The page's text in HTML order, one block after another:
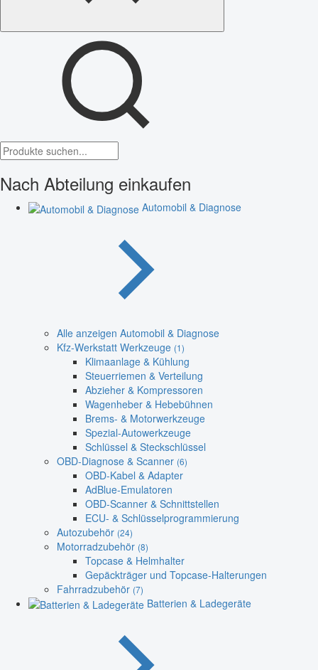
Nach Abteilung einkaufen
Automobil & Diagnose
Alle anzeigen Automobil & Diagnose
Kfz-Werkstatt Werkzeuge (1)
Klimaanlage & Kühlung
Steuerriemen & Verteilung
Abzieher & Kompressoren
Wagenheber & Hebebühnen
Brems- & Motorwerkzeuge
Spezial-Autowerkzeuge
Schlüssel & Steckschlüssel
OBD-Diagnose & Scanner (6)
OBD-Kabel & Adapter
AdBlue-Emulatoren
OBD-Scanner & Schnittstellen
ECU- & Schlüsselprogrammierung
Autozubehör (24)
Motorradzubehör (8)
Topcase & Helmhalter
Gepäckträger und Topcase-Halterungen
Fahrradzubehör (7)
Batterien & Ladegeräte